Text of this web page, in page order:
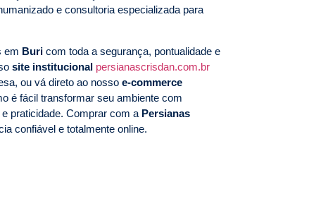
e consultoria especializada para
em Buricom toda a segurança, pontualidade e
site institucional persianascrisdan.com.br
ou vá direto ao nosso e-commerce
é fácil transformar seu ambiente com
praticidade. Comprar com a Persianas
confiável e totalmente online.